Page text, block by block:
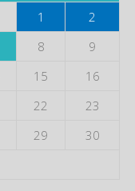
1
2
8
9
15
16
22
23
29
30